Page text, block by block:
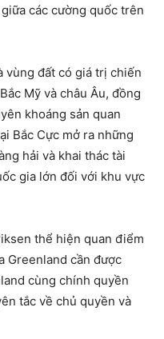
các cường quốc trên
vùng đất có giá trị chiến
Mỹ và châu Âu, đồng
khoáng sản quan
Bắc Cực mở ra những
hải và khai thác tài
gia lớn đối với khu vực
thể hiện quan điểm
Greenland cần được
cùng chính quyền
tắc về chủ quyền và